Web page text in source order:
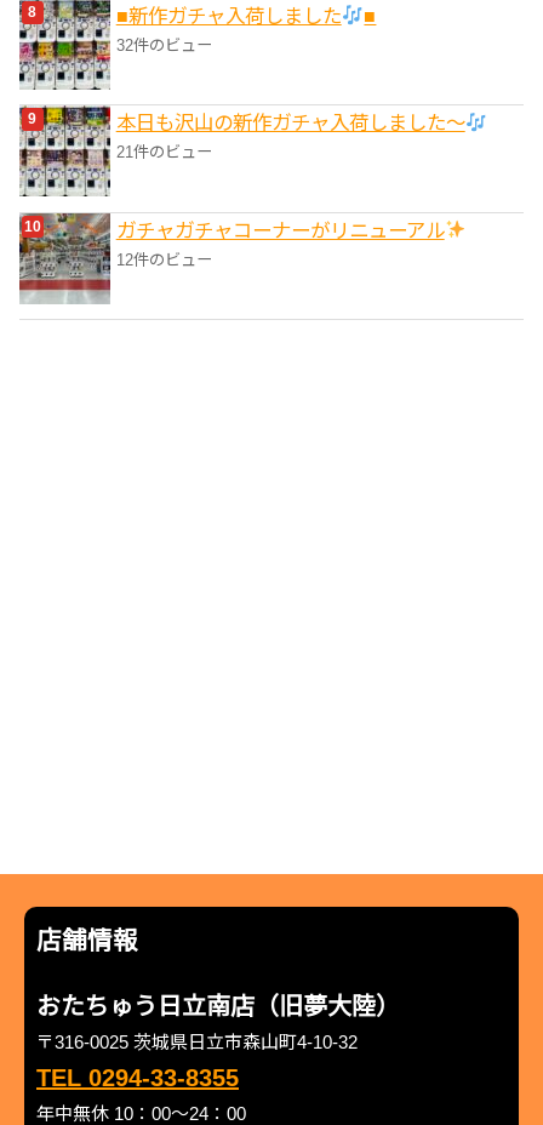
■新作ガチャ入荷しました ■
32件のビュー
本日も沢山の新作ガチャ入荷しました〜
21件のビュー
ガチャガチャコーナーがリニューアル
12件のビュー
店舗情報
おたちゅう日立南店（旧夢大陸）
〒316-0025 茨城県日立市森山町4-10-32
TEL 0294-33-8355
年中無休 10：00～24：00